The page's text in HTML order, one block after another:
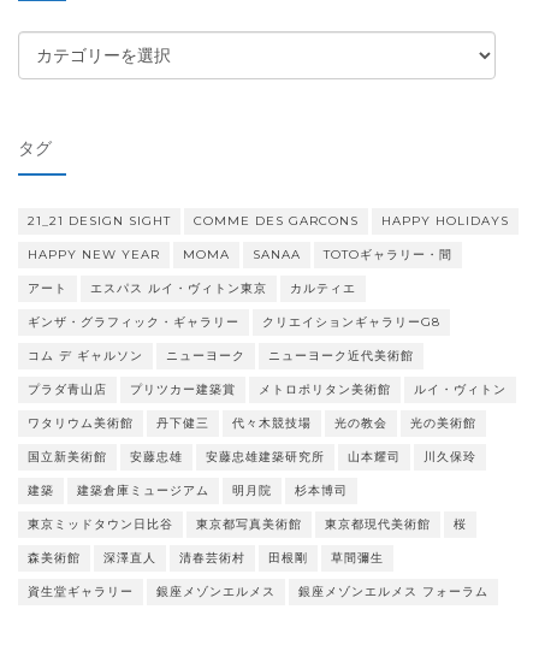
テ
ー
タグ
21_21 DESIGN SIGHT COMME DES GARCONS HAPPY HOLIDAYS
HAPPY NEW YEAR MOMA SANAA TOTOギャラリー・間
アート エスパス ルイ・ヴィトン東京 カルティエ
ギンザ・グラフィック・ギャラリー クリエイションギャラリーG8
コム デ ギャルソン ニューヨーク ニューヨーク近代美術館
プラダ青山店 プリツカー建築賞 メトロポリタン美術館 ルイ・ヴィトン
ワタリウム美術館 丹下健三 代々木競技場 光の教会 光の美術館
国立新美術館 安藤忠雄 安藤忠雄建築研究所 山本耀司 川久保玲
建築 建築倉庫ミュージアム 明月院 杉本博司
東京ミッドタウン日比谷 東京都写真美術館 東京都現代美術館 桜
森美術館 深澤直人 清春芸術村 田根剛 草間彌生
資生堂ギャラリー 銀座メゾンエルメス 銀座メゾンエルメス フォーラム